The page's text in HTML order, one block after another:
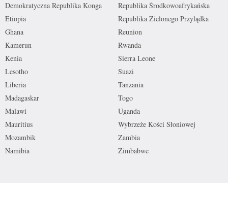
Demokratyczna Republika Konga
Etiopia
Ghana
Kamerun
Kenia
Lesotho
Liberia
Madagaskar
Malawi
Mauritius
Mozambik
Namibia
Republika Środkowoafrykańska
Republika Zielonego Przylądka
Reunion
Rwanda
Sierra Leone
Suazi
Tanzania
Togo
Uganda
Wybrzeże Kości Słoniowej
Zambia
Zimbabwe